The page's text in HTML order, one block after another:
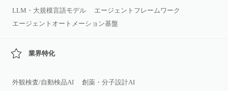
LLM・大規模言語モデル
エージェントフレームワーク
エージェントオートメーション基盤
業界特化
外観検査/自動検品AI
創薬・分子設計AI